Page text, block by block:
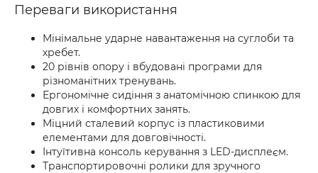
Переваги використання
Мінімальне ударне навантаження на суглоби та
хребет.
20 рівнів опору і вбудовані програми для
різноманітних тренувань.
Ергономічне сидіння з анатомічною спинкою для
довгих і комфортних занять.
Міцний сталевий корпус із пластиковими
елементами для довговічності.
Інтуїтивна консоль керування з LED-дисплеєм.
Транспортировочні ролики для зручного